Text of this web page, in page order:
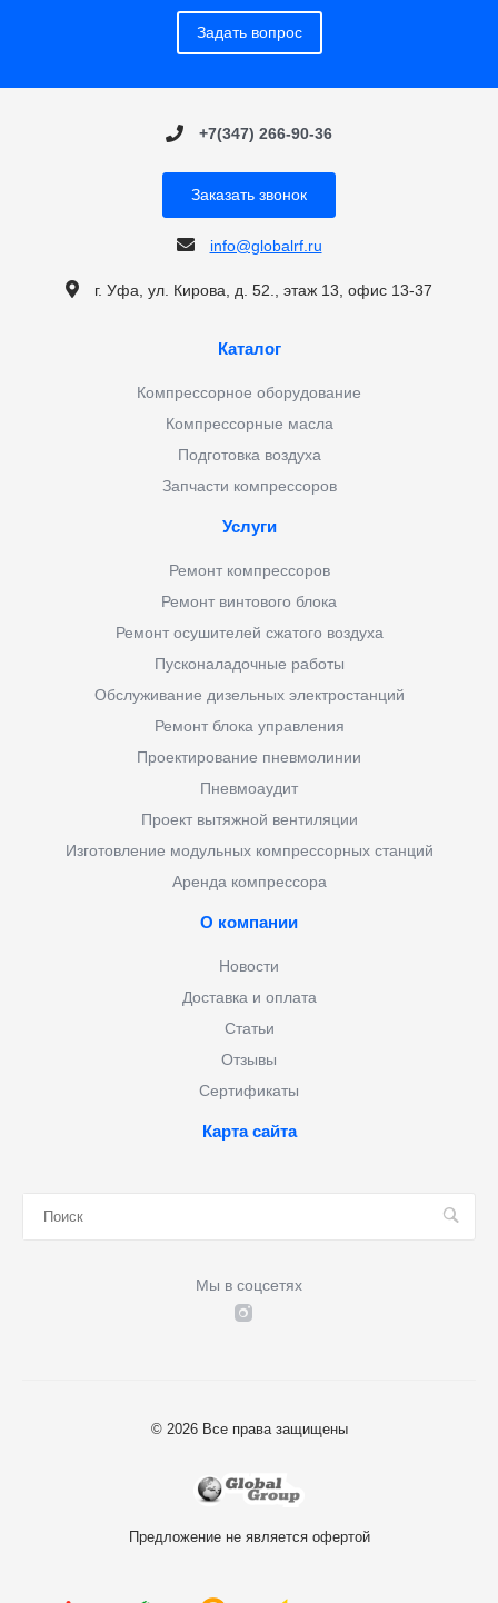
Задать вопрос
+7(347) 266-90-36
Заказать звонок
info@globalrf.ru
г. Уфа, ул. Кирова, д. 52., этаж 13, офис 13-37
Каталог
Компрессорное оборудование
Компрессорные масла
Подготовка воздуха
Запчасти компрессоров
Услуги
Ремонт компрессоров
Ремонт винтового блока
Ремонт осушителей сжатого воздуха
Пусконаладочные работы
Обслуживание дизельных электростанций
Ремонт блока управления
Проектирование пневмолинии
Пневмоаудит
Проект вытяжной вентиляции
Изготовление модульных компрессорных станций
Аренда компрессора
О компании
Новости
Доставка и оплата
Статьи
Отзывы
Сертификаты
Карта сайта
Мы в соцсетях
© 2026 Все права защищены
Предложение не является офертой